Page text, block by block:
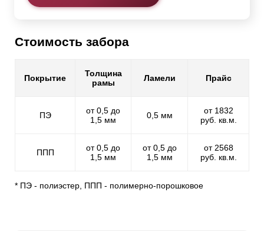
Стоимость забора
Покрытие
Толщина
рамы
Ламели Прайс
ПЭ
от 0,5 до
1,5 мм
0,5 мм
от 1832
руб. кв.м.
ППП
от 0,5 до
1,5 мм
от 0,5 до
1,5 мм
от 2568
руб. кв.м.
* ПЭ - полиэстер, ППП - полимерно-порошковое